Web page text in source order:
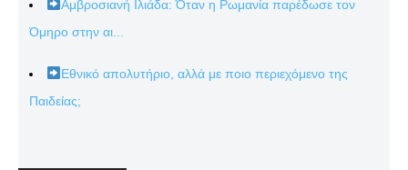
Αμβροσιανή Ιλιάδα: Όταν η Ρωμανία παρέδωσε τον
Όμηρο στην αι...
Εθνικό απολυτήριο, αλλά με ποιο περιεχόμενο της
Παιδείας;